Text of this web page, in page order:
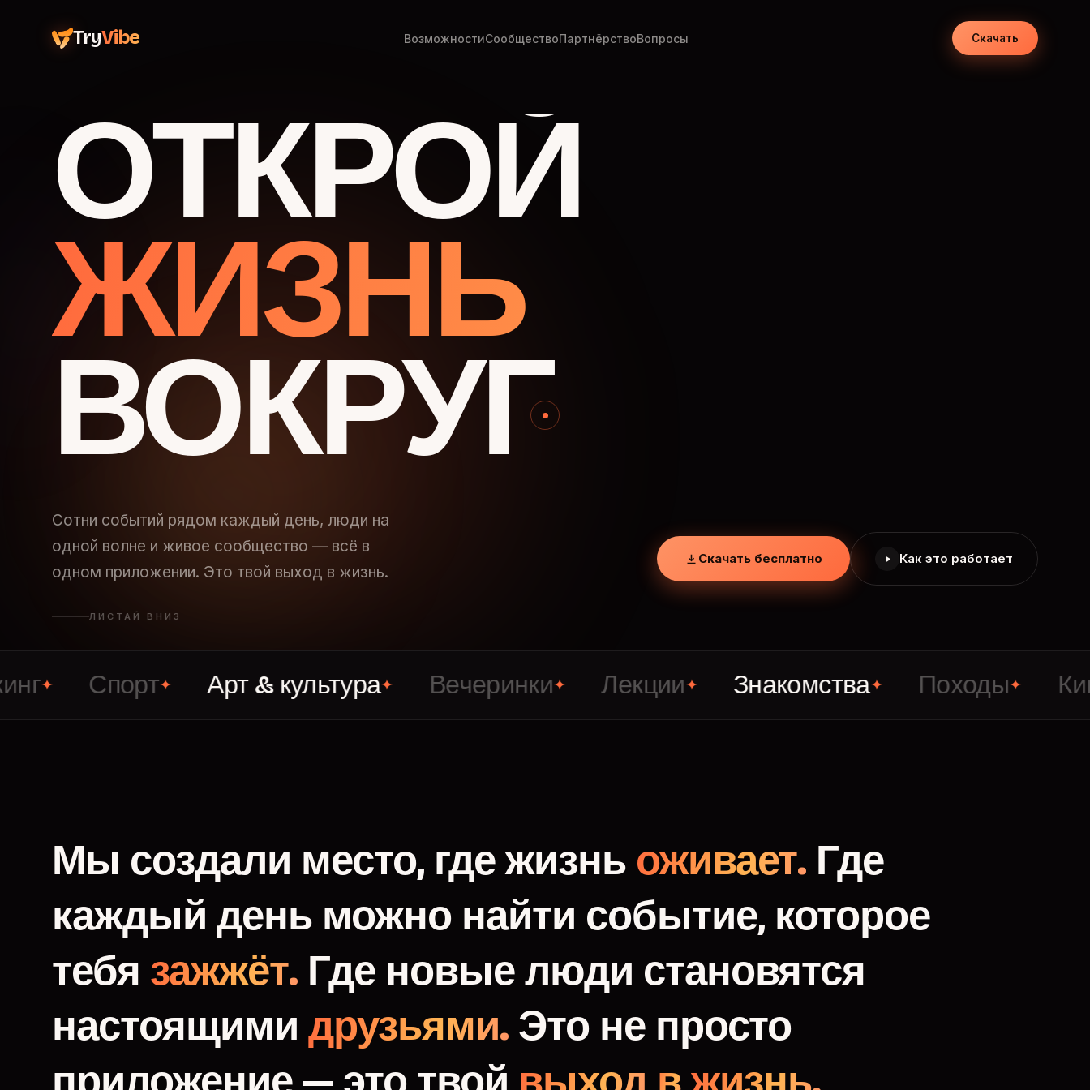
TryVibe ВозможностиСообществоПартнёрствоВопросы Скачать
ОТКРОЙ
ЖИЗНЬ
ВОКРУГ
Сотни событий рядом каждый день, люди на
одной волне и живое сообщество — всё в
одном приложении. Это твой выход в жизнь.
Скачать бесплатно Как это работает
ЛИСТАЙ ВНИЗ
Спорт✦ Арт & культура✦ Вечеринки✦ Лекции✦ Знакомства✦ Походы✦ Кино✦
Мы создали место, гдежизнь оживает. Где
каждый день можно найти событие, которое
тебя зажжёт. Где новые люди становятся
настоящими друзьями. Это не просто